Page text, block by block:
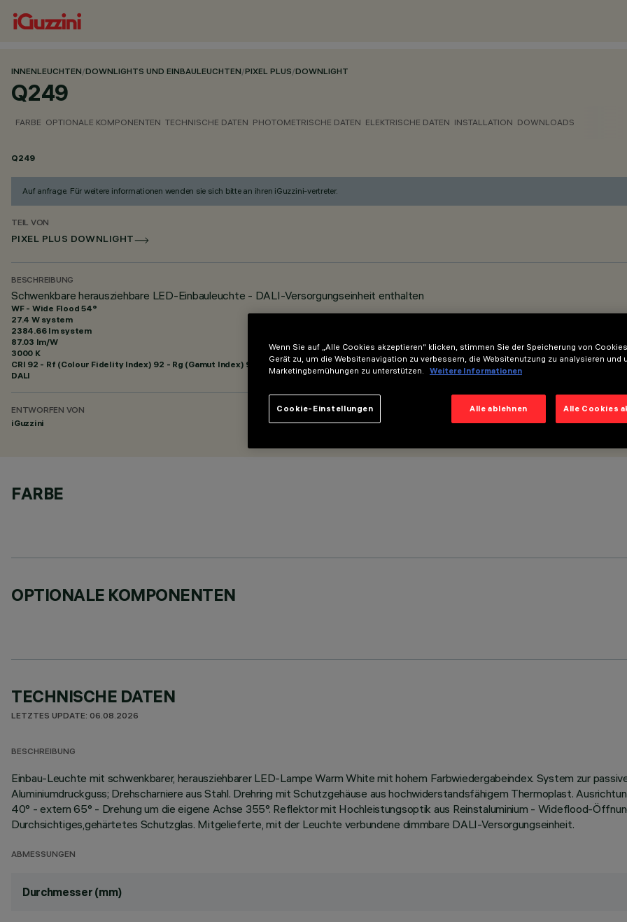
INNENLEUCHTEN/DOWNLIGHTS UND EINBAULEUCHTEN/PIXEL PLUS/DOWNLIGHT
Q249
FARBE OPTIONALE KOMPONENTEN TECHNISCHE DATEN PHOTOMETRISCHE DATEN ELEKTRISCHE DATEN INSTALLATION DOWNLOADS
Q249
Auf anfrage. Für weitere informationen wenden sie sich bitte an ihren iGuzzini-vertreter.
TEIL VON
PIXEL PLUS DOWNLIGHT
BESCHREIBUNG
Schwenkbare herausziehbare LED-Einbauleuchte - DALI-Versorgungseinheit enthalten
WF - Wide Flood 54°
27.4 W system
2384.66 lm system
87.03 lm/W
3000 K
CRI 92 - Rf (Colour Fidelity Index) 92 - Rg (Gamut Index) 99
DALI
ENTWORFEN VON
iGuzzini
FARBE
OPTIONALE KOMPONENTEN
TECHNISCHE DATEN
LETZTES UPDATE: 06.08.2026
BESCHREIBUNG
Einbau-Leuchte mit schwenkbarer, herausziehbarer LED-Lampe Warm White mit hohem Farbwiedergabeindex. System zur
Aluminiumdruckguss; Drehscharniere aus Stahl. Drehring mit Schutzgehäuse aus hochwiderstandsfähigem Thermoplast.
40° - extern 65° - Drehung um die eigene Achse 355°. Reflektor mit Hochleistungsoptik aus Reinstaluminium - Wideflood-
Durchsichtiges,gehärtetes Schutzglas. Mitgelieferte, mit der Leuchte verbundene dimmbare DALI-Versorgungseinheit.
ABMESSUNGEN
Durchmesser (mm)
Wenn Sie auf „Alle Cookies akzeptieren“ klicken, stimmen Sie der Speicherung von
Gerät zu, um die Websitenavigation zu verbessern, die Websitenutzung zu analysieren und
Marketingbemühungen zu unterstützen.
Weitere Informationen
Alle ablehnen Alle Cookies
Cookie-Einstellungen